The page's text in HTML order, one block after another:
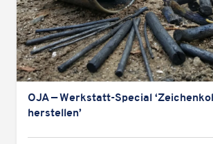
OJA — Werk­statt-Special
herstellen’